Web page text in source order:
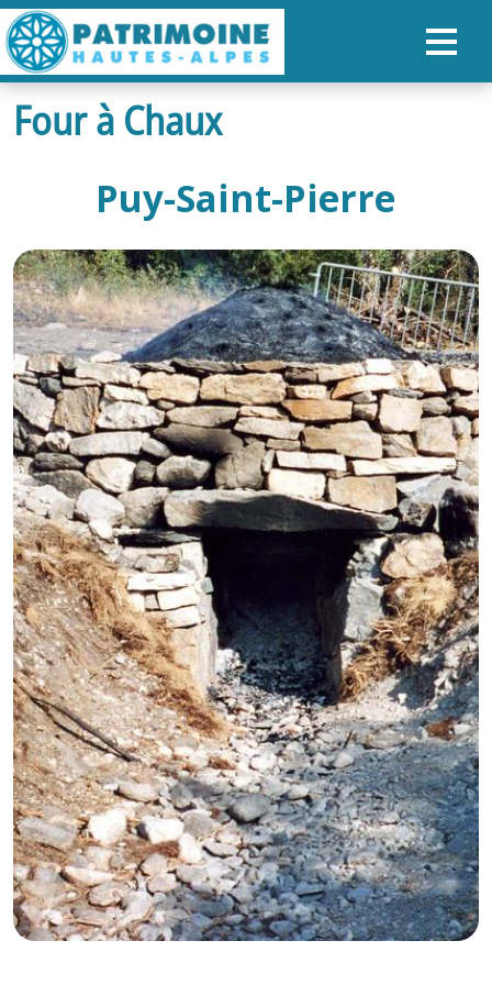
ACCUEIL
NOS PARCOURS
PATRIMOINE
RANDONNÉES
ORGANISER SON SÉJOUR
RECHERCHER
FR
GB
IT
Four à Chaux
Puy-Saint-Pierre